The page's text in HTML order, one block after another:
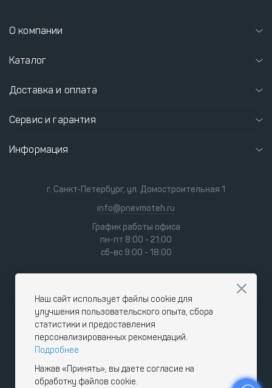
О компании
Каталог
Доставка и оплата
Сервис и гарантия
Информация
г. Санкт-Петербург, ул. Домостроительная 1
info@pnevmoteh.ru
График работы офиса
пн-пт 8:00 - 21:00
сб-вс 9:00 - 18:00
Наш сайт использует файлы cookie для
улучшения пользовательского опыта, сбора
статистики и предоставления
персонализированных рекомендаций.
Подробнее
Нажав «Принять», вы даете согласие на
обработку файлов cookie.